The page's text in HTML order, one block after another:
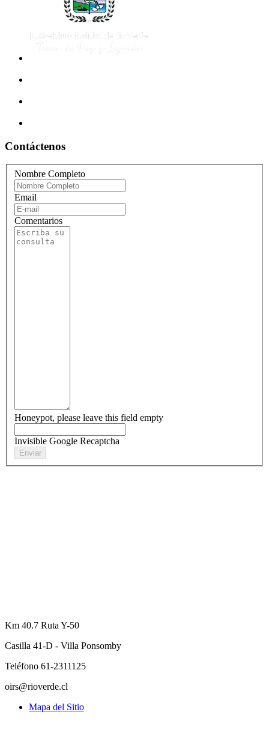
Contáctenos
Nombre Completo
Email
Comentarios
Honeypot, please leave this field empty
Invisible Google Recaptcha
Km 40.7 Ruta Y-50
Casilla 41-D - Villa Ponsomby
Teléfono 61-2311125
oirs@rioverde.cl
Mapa del Sitio